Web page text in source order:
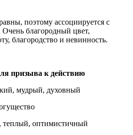
поэтому ассоциируется с
благородный цвет,
благородство и невинность.
призыва к действию
мудрый, духовный
оптимистичный